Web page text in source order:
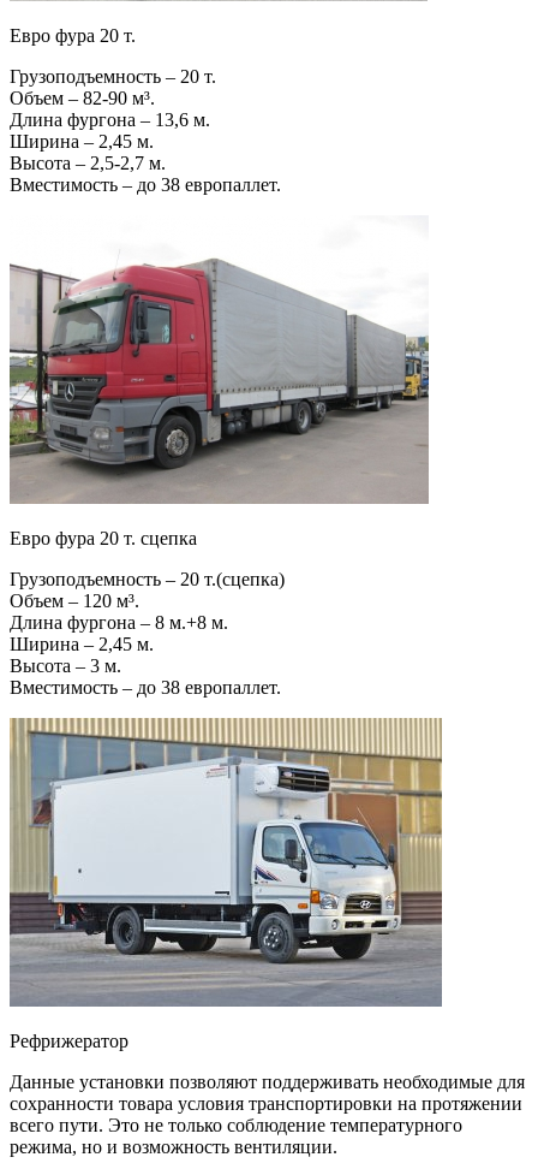
Евро фура 20 т.
Грузоподъемность – 20 т.
Объем – 82-90 м³.
Длина фургона – 13,6 м.
Ширина – 2,45 м.
Высота – 2,5-2,7 м.
Вместимость – до 38 европаллет.
Евро фура 20 т. сцепка
Грузоподъемность – 20 т.(сцепка)
Объем – 120 м³.
Длина фургона – 8 м.+8 м.
Ширина – 2,45 м.
Высота – 3 м.
Вместимость – до 38 европаллет.
Рефрижератор
Данные установки позволяют поддерживать необходимые для
сохранности товара условия транспортировки на протяжении
всего пути. Это не только соблюдение температурного
режима, но и возможность вентиляции.